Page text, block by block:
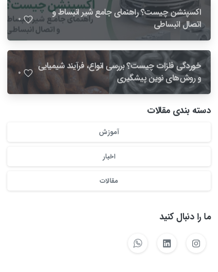
اکسپنشن چیست؟ راهنمای جامع شیر انبساط و
اتصال انبساطی
0
خوردگی فلزات چیست؟ بررسی انواع، فرآیند شیمیایی
و روش‌های نوین پیشگیری
0
دسته بندی مقالات
آموزش
اخبار
مقالات
ما را دنبال کنید